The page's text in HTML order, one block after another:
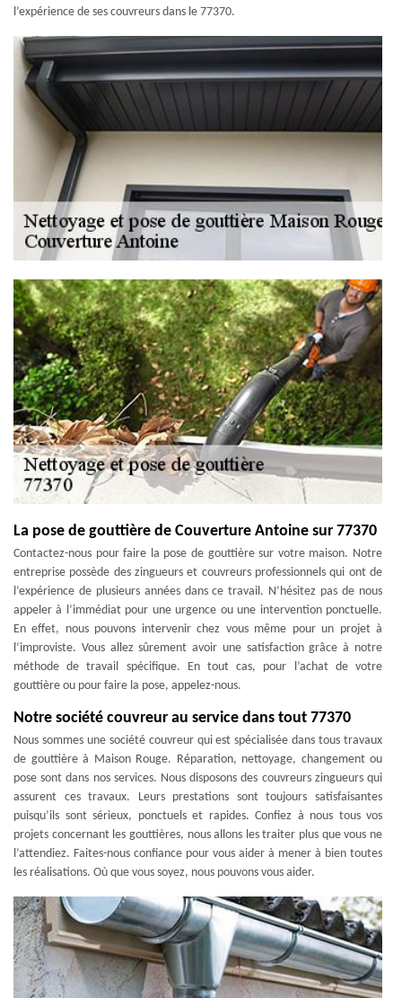
l’expérience de ses couvreurs dans le 77370.
La pose de gouttière de Couverture Antoine sur 77370
Contactez-nous pour faire la pose de gouttière sur votre maison. Notre
entreprise possède des zingueurs et couvreurs professionnels qui ont de
l’expérience de plusieurs années dans ce travail. N’hésitez pas de nous
appeler à l’immédiat pour une urgence ou une intervention ponctuelle.
En effet, nous pouvons intervenir chez vous même pour un projet à
l’improviste. Vous allez sûrement avoir une satisfaction grâce à notre
méthode de travail spécifique. En tout cas, pour l’achat de votre
gouttière ou pour faire la pose, appelez-nous.
Notre société couvreur au service dans tout 77370
Nous sommes une société couvreur qui est spécialisée dans tous travaux
de gouttière à Maison Rouge. Réparation, nettoyage, changement ou
pose sont dans nos services. Nous disposons des couvreurs zingueurs qui
assurent ces travaux. Leurs prestations sont toujours satisfaisantes
puisqu’ils sont sérieux, ponctuels et rapides. Confiez à nous tous vos
projets concernant les gouttières, nous allons les traiter plus que vous ne
l’attendiez. Faites-nous confiance pour vous aider à mener à bien toutes
les réalisations. Où que vous soyez, nous pouvons vous aider.